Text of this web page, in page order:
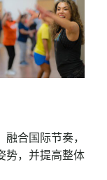
合国际节奏，
势，并提高整体